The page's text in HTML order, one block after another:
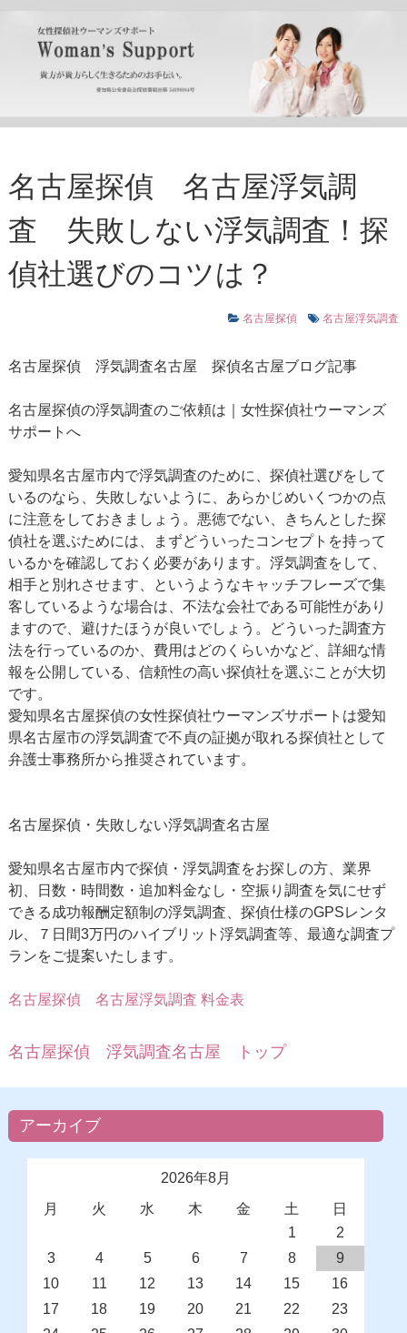
名古屋探偵 名古屋浮気調
査 失敗しない浮気調査！探
偵社選びのコツは？
名古屋探偵 名古屋浮気調査
名古屋探偵 浮気調査名古屋 探偵名古屋ブログ記事
名古屋探偵の浮気調査のご依頼は｜女性探偵社ウーマンズ
サポートへ
愛知県名古屋市内で浮気調査のために、探偵社選びをして
いるのなら、失敗しないように、あらかじめいくつかの点
に注意をしておきましょう。悪徳でない、きちんとした探
偵社を選ぶためには、まずどういったコンセプトを持って
いるかを確認しておく必要があります。浮気調査をして、
相手と別れさせます、というようなキャッチフレーズで集
客しているような場合は、不法な会社である可能性があり
ますので、避けたほうが良いでしょう。どういった調査方
法を行っているのか、費用はどのくらいかなど、詳細な情
報を公開している、信頼性の高い探偵社を選ぶことが大切
です。
愛知県名古屋探偵の女性探偵社ウーマンズサポートは愛知
県名古屋市の浮気調査で不貞の証拠が取れる探偵社として
弁護士事務所から推奨されています。
名古屋探偵・失敗しない浮気調査名古屋
愛知県名古屋市内で探偵・浮気調査をお探しの方、業界
初、日数・時間数・追加料金なし・空振り調査を気にせず
できる成功報酬定額制の浮気調査、探偵仕様のGPSレンタ
ル、７日間3万円のハイブリット浮気調査等、最適な調査プ
ランをご提案いたします。
名古屋探偵名古屋浮気調査 料金表
名古屋探偵 浮気調査名古屋 トップ
アーカイブ
2026年8月
月
火 水 木 金 土
日
1
2
3
4 5 6 7 8
9
10
11 12 13 14 15
16
17
18 19 20 21 22
23